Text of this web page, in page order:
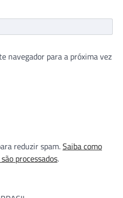
navegador para a próxima vez
reduzir spam.Saiba como
processados.